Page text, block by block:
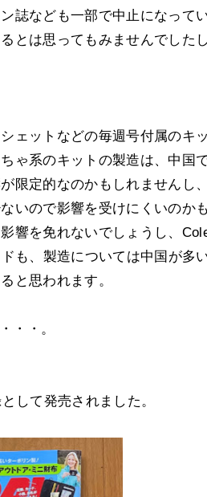
誌なども一部で中止になって
とは思ってもみませんでした
ェットなどの毎週号付属のキ
ゃ系のキットの製造は、中国
限定的なのかもしれませんし
いので影響を受けにくいのか
響を免れないでしょうし、
も、製造については中国が多
と思われます。
・・。
して発売されました。